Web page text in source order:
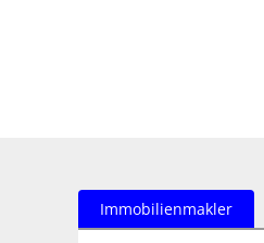
Immobilienmakler